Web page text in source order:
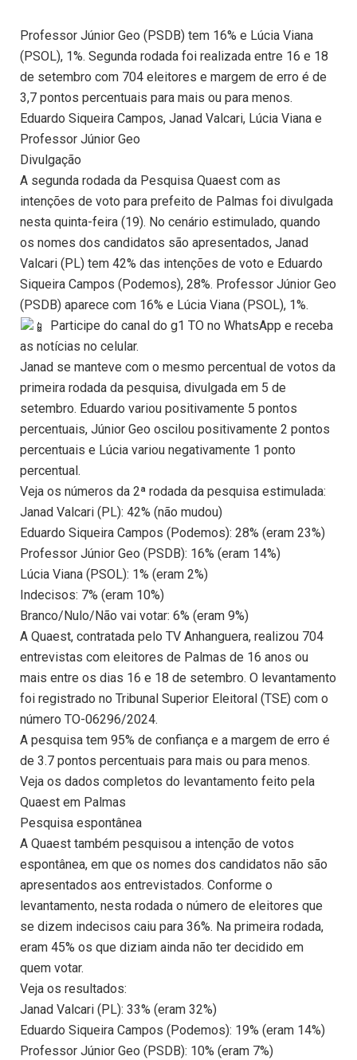
Professor Júnior Geo (PSDB) tem 16% e Lúcia Viana
(PSOL), 1%. Segunda rodada foi realizada entre 16 e 18
de setembro com 704 eleitores e margem de erro é de
3,7 pontos percentuais para mais ou para menos.
Eduardo Siqueira Campos, Janad Valcari, Lúcia Viana e
Professor Júnior Geo
Divulgação
A segunda rodada da Pesquisa Quaest com as
intenções de voto para prefeito de Palmas foi divulgada
nesta quinta-feira (19). No cenário estimulado, quando
os nomes dos candidatos são apresentados, Janad
Valcari (PL) tem 42% das intenções de voto e Eduardo
Siqueira Campos (Podemos), 28%. Professor Júnior Geo
(PSDB) aparece com 16% e Lúcia Viana (PSOL), 1%.
Participe do canal do g1 TO no WhatsApp e receba
as notícias no celular.
Janad se manteve com o mesmo percentual de votos da
primeira rodada da pesquisa, divulgada em 5 de
setembro. Eduardo variou positivamente 5 pontos
percentuais, Júnior Geo oscilou positivamente 2 pontos
percentuais e Lúcia variou negativamente 1 ponto
percentual.
Veja os números da 2ª rodada da pesquisa estimulada:
Janad Valcari (PL): 42% (não mudou)
Eduardo Siqueira Campos (Podemos): 28% (eram 23%)
Professor Júnior Geo (PSDB): 16% (eram 14%)
Lúcia Viana (PSOL): 1% (eram 2%)
Indecisos: 7% (eram 10%)
Branco/Nulo/Não vai votar: 6% (eram 9%)
A Quaest, contratada pelo TV Anhanguera, realizou 704
entrevistas com eleitores de Palmas de 16 anos ou
mais entre os dias 16 e 18 de setembro. O levantamento
foi registrado no Tribunal Superior Eleitoral (TSE) com o
número TO-06296/2024.
A pesquisa tem 95% de confiança e a margem de erro é
de 3.7 pontos percentuais para mais ou para menos.
Veja os dados completos do levantamento feito pela
Quaest em Palmas
Pesquisa espontânea
A Quaest também pesquisou a intenção de votos
espontânea, em que os nomes dos candidatos não são
apresentados aos entrevistados. Conforme o
levantamento, nesta rodada o número de eleitores que
se dizem indecisos caiu para 36%. Na primeira rodada,
eram 45% os que diziam ainda não ter decidido em
quem votar.
Veja os resultados:
Janad Valcari (PL): 33% (eram 32%)
Eduardo Siqueira Campos (Podemos): 19% (eram 14%)
Professor Júnior Geo (PSDB): 10% (eram 7%)